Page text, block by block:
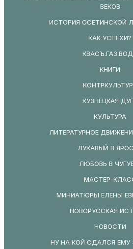
ВЕКОВ
ИСТОРИЯ ОСЕТИНСКОЙ
КАК УСПЕХИ?
КНИГИ
КУЗНЕЦКАЯ
КУЛЬТУРА
ЛИТЕРАТУРНОЕ
ЛУКАВЫЙ В
ЛЮБОВЬ В
МАСТЕР-
МИНИАТЮРЫ ЕЛЕНЫ
НОВОРУССКАЯ
НОВОСТИ
НУ НА КОЙ СДАЛСЯ ЕМУ